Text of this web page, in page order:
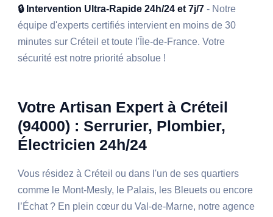
🔒 Intervention Ultra-Rapide 24h/24 et 7j/7 - Notre
équipe d'experts certifiés intervient en moins de 30
minutes sur Créteil et toute l'Île-de-France. Votre
sécurité est notre priorité absolue !
Votre Artisan Expert à Créteil
(94000) : Serrurier, Plombier,
Électricien 24h/24
Vous résidez à Créteil ou dans l'un de ses quartiers
comme le Mont-Mesly, le Palais, les Bleuets ou encore
l’Échat ? En plein cœur du Val-de-Marne, notre agence